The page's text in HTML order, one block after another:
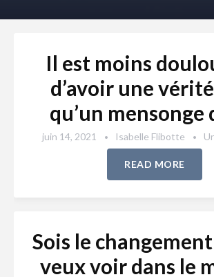
Il est moins
d’avoir une
qu’un mensonge
juin 14, 2021 Isabelle Flibotte
READ MORE
Sois le
veux voir dans le